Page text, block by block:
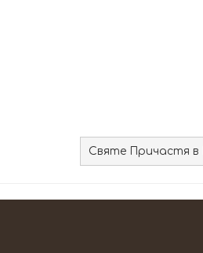
Святе Причастя в